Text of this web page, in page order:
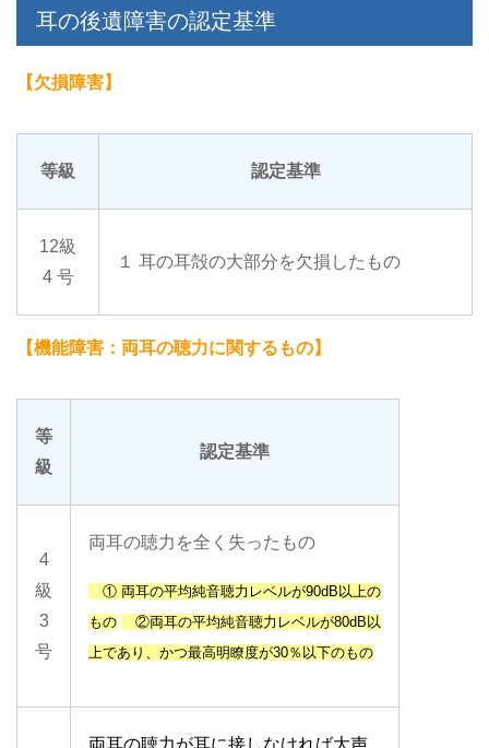
耳の後遺障害の認定基準
【欠損障害】
等級 認定基準
12級
4 号
１ 耳の耳殻の大部分を欠損したもの
【機能障害：両耳の聴力に関するもの】
等
級
認定基準
4
級
3
号
両耳の聴力を全く失ったもの
① 両耳の平均純音聴力レベルが90dB以上の
もの
②両耳の平均純音聴力レベルが80dB以
上であり、かつ最高明瞭度が30％以下のもの
両耳の聴力が耳に接しなければ大声